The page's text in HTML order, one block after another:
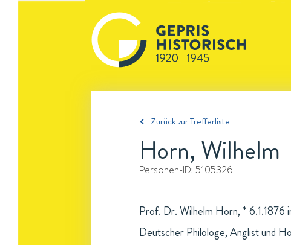
Zurück zur Trefferliste
Horn, Wilhelm
Personen-ID: 5105326
Prof. Dr. Wilhelm Horn, * 6.1.1876
Deutscher Philologe, Anglist und